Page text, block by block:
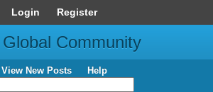
Login Register
Community
View New Posts Help